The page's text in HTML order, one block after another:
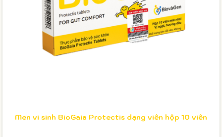
Men vi sinh BioGaia Protectis dạng viên hộp 10 viên